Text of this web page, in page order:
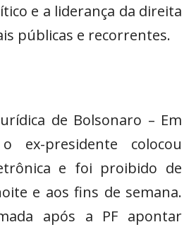
e a liderança da direita
públicas e recorrentes.
de Bolsonaro – Em
ex-presidente colocou
e foi proibido de
e aos fins de semana.
após a PF apontar